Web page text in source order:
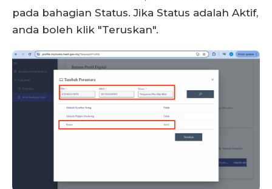
pada bahagian Status. Jika Status adalah Aktif,
anda boleh klik "Teruskan".